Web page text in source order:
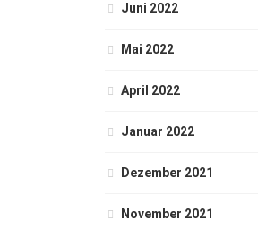
Juni 2022
Mai 2022
April 2022
Januar 2022
Dezember 2021
November 2021